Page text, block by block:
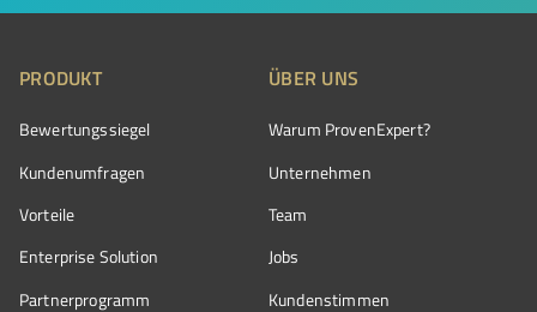
PRODUKT
Bewertungssiegel
Kundenumfragen
Vorteile
Enterprise Solution
Partnerprogramm
ÜBER UNS
Warum ProvenExpert?
Unternehmen
Team
Jobs
Kundenstimmen